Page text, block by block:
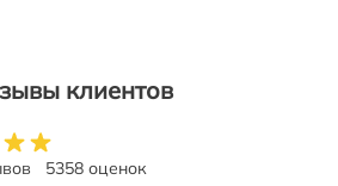
клиентов
5358 оценок